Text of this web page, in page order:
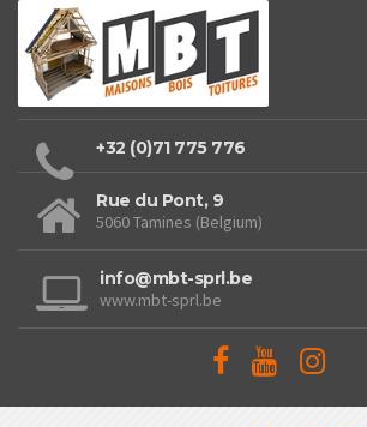
+32 (0)71 775 776
Rue du Pont, 9
5060 Tamines (Belgium)
info@mbt-sprl.be
www.mbt-sprl.be